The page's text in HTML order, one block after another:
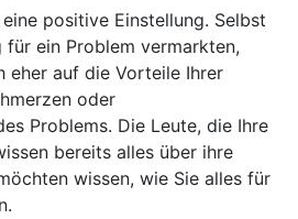
positive Einstellung. Selbst
für ein Problem vermarkten,
eher auf die Vorteile Ihrer
oder
Problems. Die Leute, die Ihre
bereits alles über ihre
wissen, wie Sie alles für